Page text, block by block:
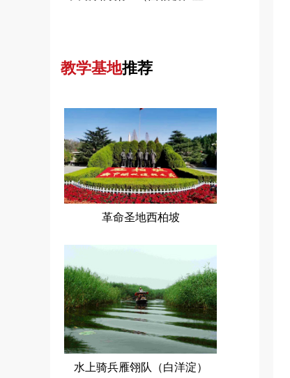
教学基地推荐
革命圣地西柏坡
水上骑兵雁翎队（白洋淀）